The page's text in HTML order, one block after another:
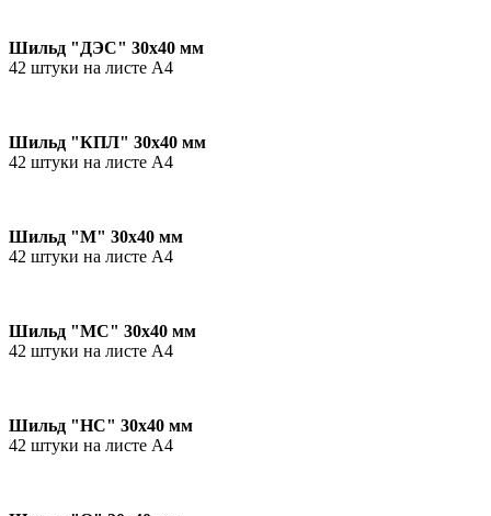
Шильд "ДЭС" 30х40 мм
42 штуки на листе А4
Шильд "КПЛ" 30х40 мм
42 штуки на листе А4
Шильд "М" 30х40 мм
42 штуки на листе А4
Шильд "МС" 30х40 мм
42 штуки на листе А4
Шильд "НС" 30х40 мм
42 штуки на листе А4